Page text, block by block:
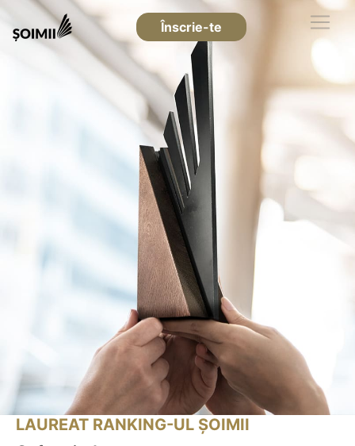
Înscrie-te
LAUREAT RANKING-UL ȘOIMII